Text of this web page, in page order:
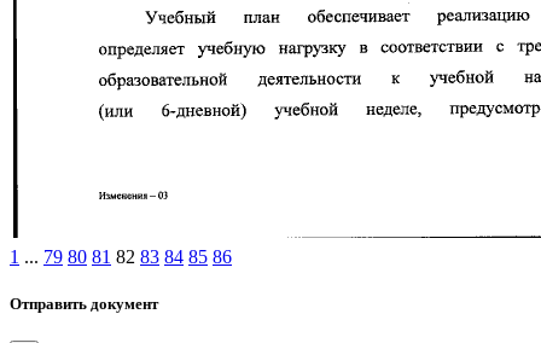
1 ... 79 80 81 82 83 84 85 86
Отправить документ